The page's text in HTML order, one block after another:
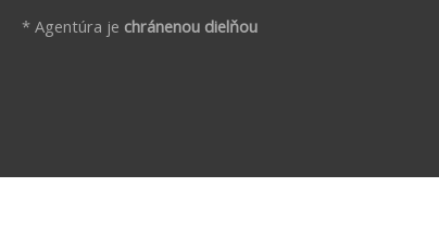
* Agentúra je chránenou dielňou